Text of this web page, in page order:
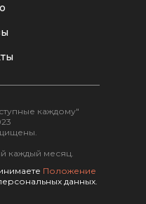
Положение
данных.
каждому"
каждый месяц.